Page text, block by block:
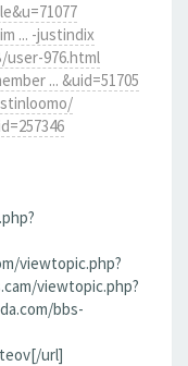
... -justindix
976.html
... &uid=51705
viewtopic.php?
viewtopic.php?
bbs-
url]